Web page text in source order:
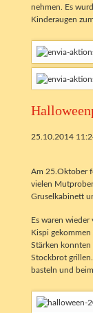
nehmen. Es
Kinderaugen
25.10.2014
Am 25.Oktober
vielen
Gruselkabinett
Es waren
Kispi
Stärken
Stockbrot
basteln und